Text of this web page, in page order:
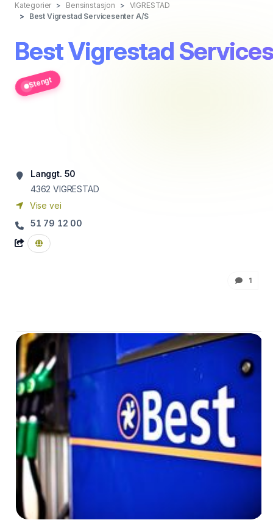
Kategorier Bensinstasjon
VIGRESTAD
Best Vigrestad Servicesenter A/S
Best Vigrestad
Stengt
Langgt. 50
4362 VIGRESTAD
Vise vei
51 79 12 00
1